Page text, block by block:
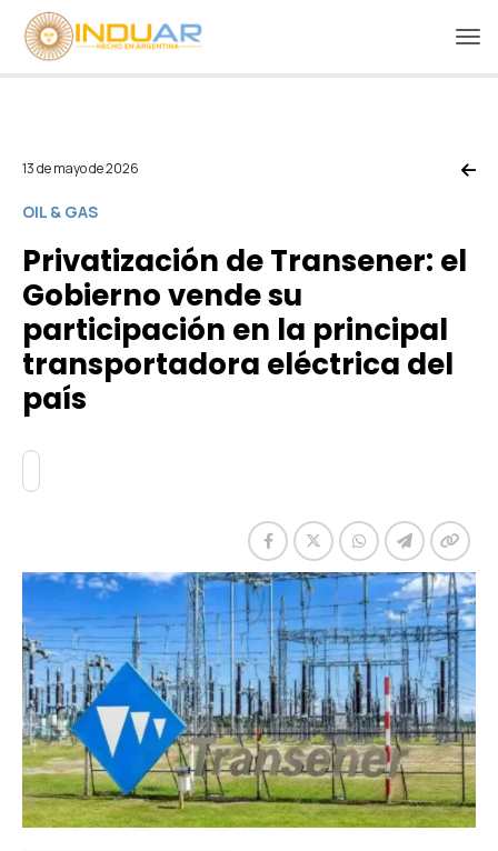
13 de mayo de 2026
OIL & GAS
Privatización de Transener: el
Gobierno vende su
participación en la principal
transportadora eléctrica del
país